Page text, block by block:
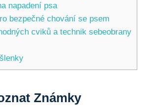
napadení psa
bezpečné chování se psem
cviků a technik sebeobrany
Známky